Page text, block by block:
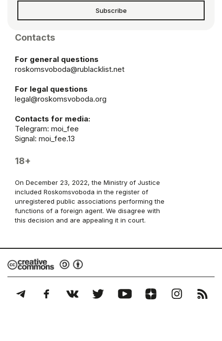
Subscribe
Contacts
For general questions
roskomsvoboda@rublacklist.net
For legal questions
legal@roskomsvoboda.org
Contacts for media:
Telegram: moi_fee
Signal: moi_fee.13
18+
On December 23, 2022, the Ministry of Justice
included Roskomsvoboda in the register of
unregistered public associations performing the
functions of a foreign agent. We disagree with
this decision and are appealing it in court.